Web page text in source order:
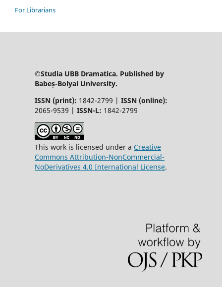
For Librarians
©Studia UBB Dramatica. Published by
Babeș-Bolyai University.
ISSN (print): 1842-2799 | ISSN (online):
2065-9539 | ISSN-L: 1842-2799
This work is licensed under a Creative
Commons Attribution-NonCommercial-
NoDerivatives 4.0 International License.